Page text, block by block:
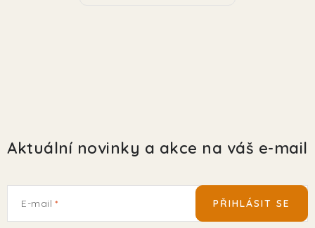
Aktuální novinky a akce na váš e-mail
E-mail PŘIHLÁSIT SE